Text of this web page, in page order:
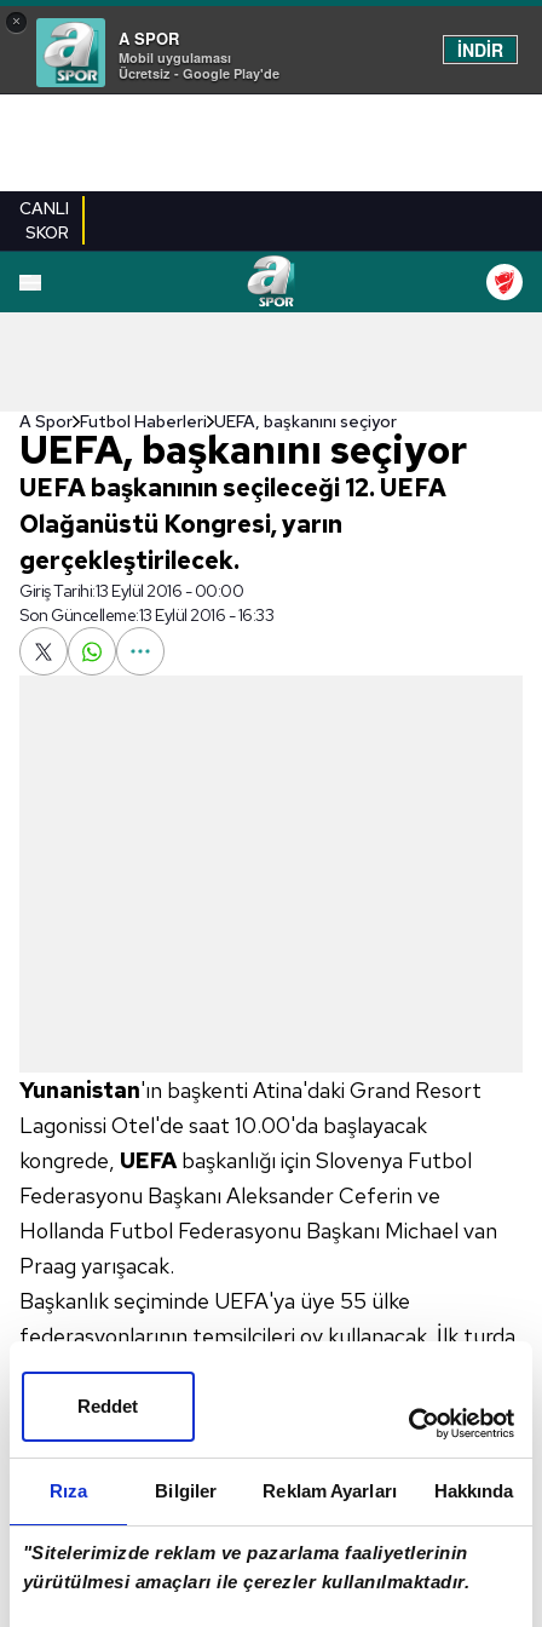
Rıza Bilgiler Reklam Ayarları Hakkında
"Sitelerimizde reklam ve pazarlama faaliyetlerinin
yürütülmesi amaçları ile çerezler kullanılmaktadır.
Reddet
×
A SPOR
Mobil uygulaması
Ücretsiz - Google Play'de
İNDİR
CANLI
SKOR
A Spor Futbol Haberleri UEFA, başkanını seçiyor
UEFA, başkanını seçiyor
UEFA başkanının seçileceği 12. UEFA
Olağanüstü Kongresi, yarın
gerçekleştirilecek.
Giriş Tarihi:13 Eylül 2016 - 00:00
Son Güncelleme:13 Eylül 2016 - 16:33
Yunanistan'ın başkenti Atina'daki Grand Resort
Lagonissi Otel'de saat 10.00'da başlayacak
kongrede, UEFAbaşkanlığı için Slovenya Futbol
Federasyonu Başkanı Aleksander Ceferin ve
Hollanda Futbol Federasyonu Başkanı Michael van
Praag yarışacak.
Başkanlık seçiminde UEFA'ya üye 55 ülke
federasyonlarının temsilcileri oy kullanacak. İlk turda,
adaylardan biri oyların yarısından fazlasını alması
halinde başkanlığa seçilecek. Bu gerçekleşmediği
takdirde ikinci turda oy çoğunluğunu yakalayan isim
UEFA'nın FIFA Konseyi'ndeki kadın üyesinin de